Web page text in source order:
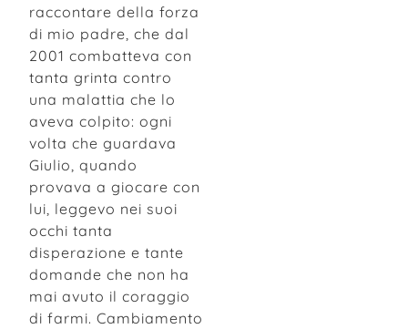
raccontare della forza
di mio padre, che dal
2001 combatteva con
tanta grinta contro
una malattia che lo
aveva colpito: ogni
volta che guardava
Giulio, quando
provava a giocare con
lui, leggevo nei suoi
occhi tanta
disperazione e tante
domande che non ha
mai avuto il coraggio
di farmi. Cambiamento